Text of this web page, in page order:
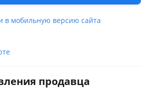
в мобильную версию сайта
продавца